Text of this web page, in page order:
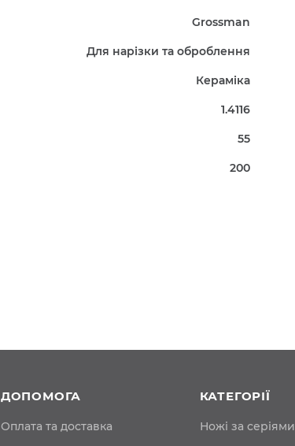
Grossman
Для нарізки та оброблення
Кераміка
1.4116
55
200
ДОПОМОГА
Оплата та доставка
КАТЕГОРІЇ
Ножі за серіями